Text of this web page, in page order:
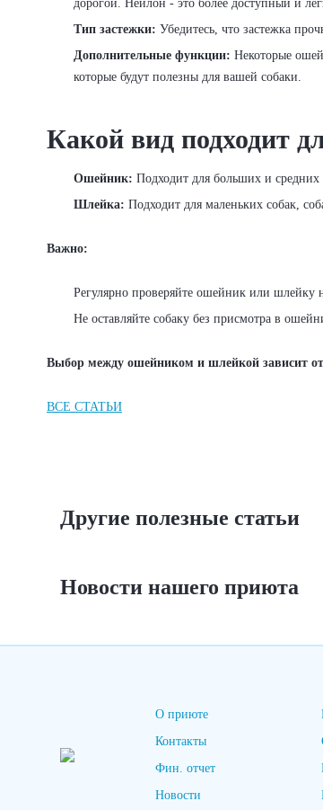
дорогой. Нейлон - это более доступный и
Тип застежки: Убедитесь, что застежка
Дополнительные функции: Некоторые
которые будут полезны для вашей собаки.
Какой вид подходит
Ошейник: Подходит для больших и
Шлейка: Подходит для маленьких собак,
Важно:
Регулярно проверяйте ошейник или шлейку
Не оставляйте собаку без присмотра в
Выбор между ошейником и шлейкой зависит от
ВСЕ СТАТЬИ
Другие полезные статьи
Новости нашего приюта
О приюте
Контакты
Фин. отчет
Новости